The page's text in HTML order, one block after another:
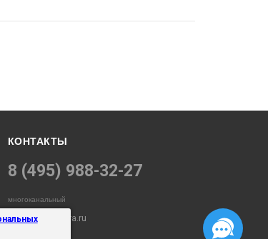
КОНТАКТЫ
8 (495) 988-32-27
многоканальный
info@electropara.ru